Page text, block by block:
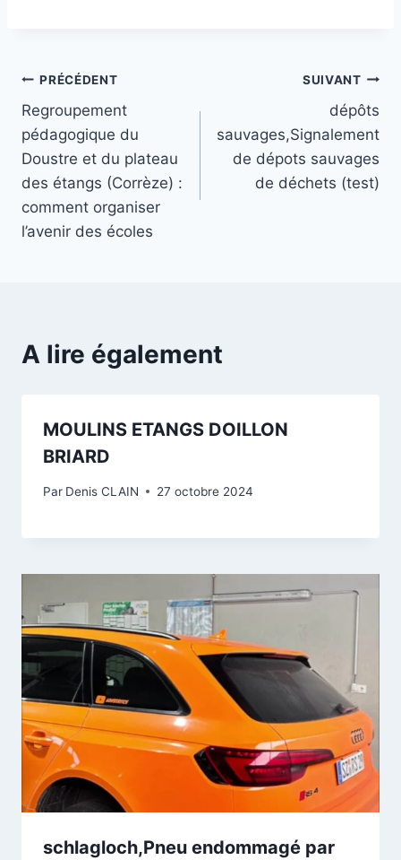
Navigation
de
l’article
PRÉCÉDENT
Regroupement
pédagogique du
Doustre et du plateau
des étangs (Corrèze) :
comment organiser
l’avenir des écoles
SUIVANT
dépôts
sauvages,Signalement
de dépots sauvages
de déchets (test)
A lire également
MOULINS ETANGS DOILLON
BRIARD
Par Denis CLAIN 27 octobre 2024
schlagloch,Pneu endommagé par